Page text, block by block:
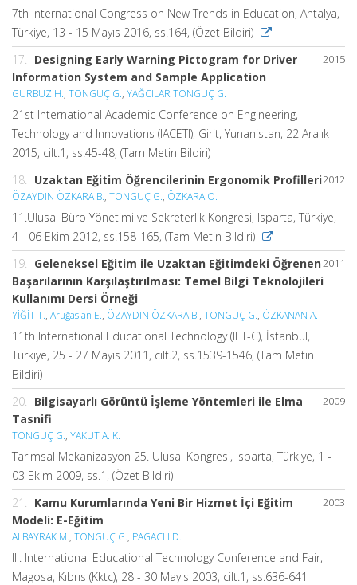
7th International Congress on New Trends in Education, Antalya,
Türkiye, 13 - 15 Mayıs 2016, ss.164, (Özet Bildiri)
2015
17.
Designing Early Warning Pictogram for Driver
Information System and Sample Application
GÜRBÜZ H., TONGUÇ G., YAĞCILAR TONGUÇ G.
21st International Academic Conference on Engineering,
Technology and Innovations (IACETI), Girit, Yunanistan, 22 Aralık
2015, cilt.1, ss.45-48, (Tam Metin Bildiri)
2012
18. Uzaktan Eğitim Öğrencilerinin Ergonomik Profilleri
ÖZAYDIN ÖZKARA B., TONGUÇ G., ÖZKARA O.
11.Ulusal Büro Yönetimi ve Sekreterlik Kongresi, Isparta, Türkiye,
4 - 06 Ekim 2012, ss.158-165, (Tam Metin Bildiri)
2011
19.
Geleneksel Eğitim ile Uzaktan Eğitimdeki Öğrenen
Başarılarının Karşılaştırılması: Temel Bilgi Teknolojileri
Kullanımı Dersi Örneği
YİĞİT T., Aruğaslan E., ÖZAYDIN ÖZKARA B., TONGUÇ G., ÖZKANAN A.
11th International Educational Technology (IET-C), İstanbul,
Türkiye, 25 - 27 Mayıs 2011, cilt.2, ss.1539-1546, (Tam Metin
Bildiri)
2009
20.
Bilgisayarlı Görüntü İşleme Yöntemleri ile Elma
Tasnifi
TONGUÇ G., YAKUT A. K.
Tarımsal Mekanizasyon 25. Ulusal Kongresi, Isparta, Türkiye, 1 -
03 Ekim 2009, ss.1, (Özet Bildiri)
2003
21.
Kamu Kurumlarında Yeni Bir Hizmet İçi Eğitim
Modeli: E-Eğitim
ALBAYRAK M., TONGUÇ G., PAGACLI D.
III. International Educational Technology Conference and Fair,
Magosa, Kıbrıs (Kktc), 28 - 30 Mayıs 2003, cilt.1, ss.636-641